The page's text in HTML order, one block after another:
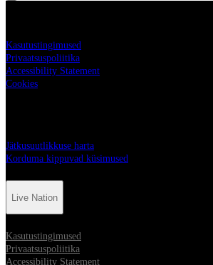
Kasutustingimused
Privaatsuspoliitika
Accessibility Statement
Cookies
Jätkusuutlikkuse harta
Korduma kippuvad küsimused
Live Nation
Kasutustingimused
Privaatsuspoliitika
Accessibility Statement